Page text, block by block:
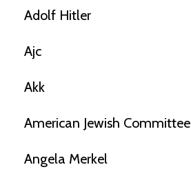
Adolf Hitler
Ajc
Akk
American Jewish Committee
Angela Merkel